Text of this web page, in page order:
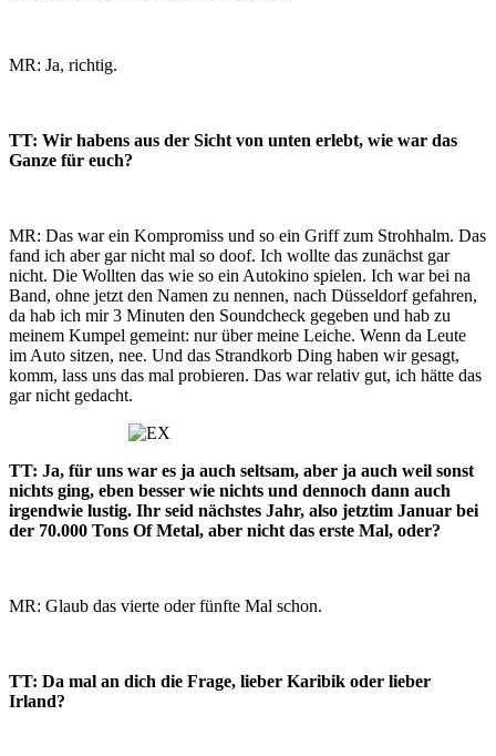
MR: Ja, richtig.
TT: Wir habens aus der Sicht von unten erlebt, wie war das
Ganze für euch?
MR: Das war ein Kompromiss und so ein Griff zum Strohhalm. Das
fand ich aber gar nicht mal so doof. Ich wollte das zunächst gar
nicht. Die Wollten das wie so ein Autokino spielen. Ich war bei na
Band, ohne jetzt den Namen zu nennen, nach Düsseldorf gefahren,
da hab ich mir 3 Minuten den Soundcheck gegeben und hab zu
meinem Kumpel gemeint: nur über meine Leiche. Wenn da Leute
im Auto sitzen, nee. Und das Strandkorb Ding haben wir gesagt,
komm, lass uns das mal probieren. Das war relativ gut, ich hätte das
gar nicht gedacht.
TT: Ja, für uns war es ja auch seltsam, aber ja auch weil sonst
nichts ging, eben besser wie nichts und dennoch dann auch
irgendwie lustig. Ihr seid nächstes Jahr, also jetztim Januar bei
der 70.000 Tons Of Metal, aber nicht das erste Mal, oder?
MR: Glaub das vierte oder fünfte Mal schon.
TT: Da mal an dich die Frage, lieber Karibik oder lieber
Irland?